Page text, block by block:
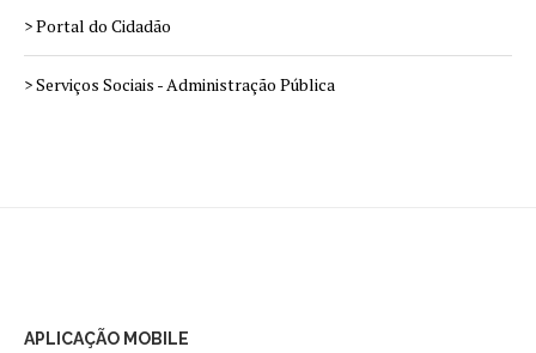
> Portal do Cidadão
> Serviços Sociais - Administração Pública
APLICAÇÃO MOBILE